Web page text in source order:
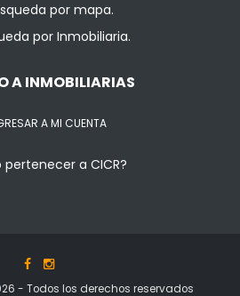
por mapa.
por Inmobiliaria.
A INMOBILIARIAS
A MI CUENTA
a CICR?
- Todos los derechos reservados